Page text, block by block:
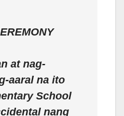
at nag-
aaral na ito
School
nang